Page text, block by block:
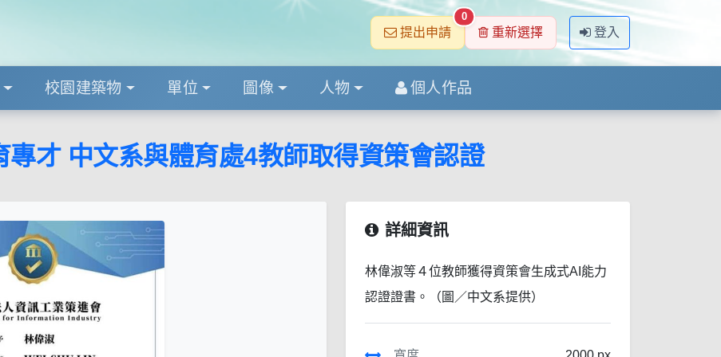
提出申請
0
重新選擇 登入
校園建築物 單位 圖像 人物 個人作品
專才 中文系與體育處4教師取得資策會認證
詳細資訊
林偉淑等４位教師獲得資策會生成式AI能力
認證證書。（圖／中文系提供）